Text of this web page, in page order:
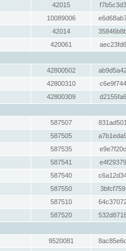
42015
10089006
42014
420061
42800502
42800310
42800309
587507
587505
587535
587541
587540
587550
587510
587520
9520081